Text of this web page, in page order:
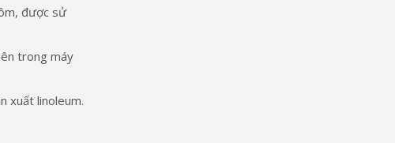
được sử
trong máy
xuất linoleum.